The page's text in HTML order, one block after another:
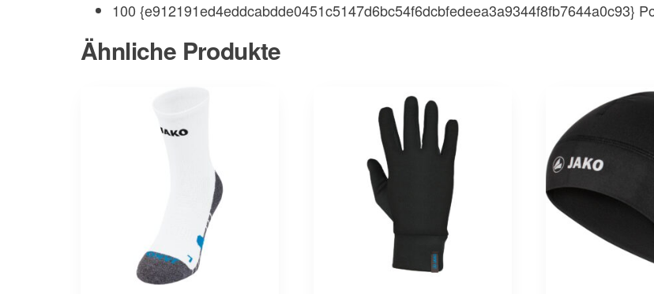
100 {e912191ed4eddcabdde0451c5147d6bc54f6dcbfedeea3a9344f8fb7644a0c93}
Ähnliche Produkte
Produkt
weist
mehrere
Varianten
auf.
Die
Optionen